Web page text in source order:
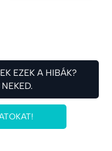
EZEK A HIBÁK?